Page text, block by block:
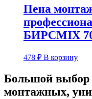
Пена
БИРСMIX
478 ₽ В корзину
Большой выбор
монтажных,